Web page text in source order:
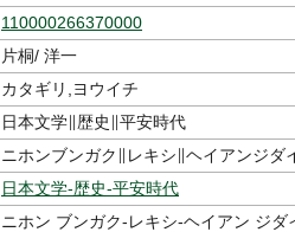
110000266370000
片桐/ 洋一
カタギリ,ヨウイチ
日本文学∥歴史∥平安時代
ニホンブンガク∥レキシ∥ヘイアンジダ
日本文学-歴史-平安時代
ニホン ブンガク-レキシ-ヘイアン ジダ